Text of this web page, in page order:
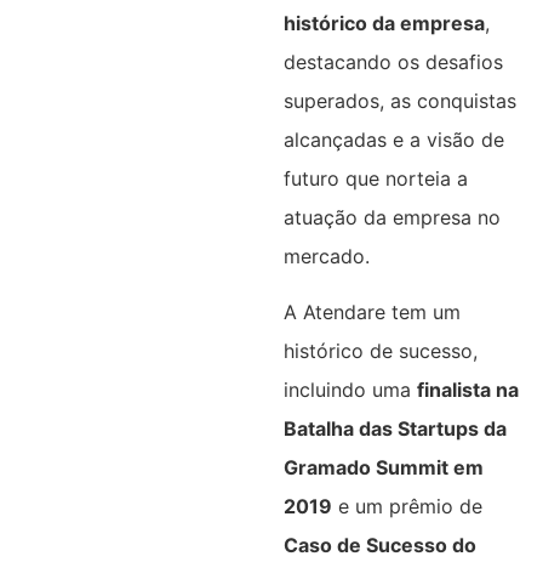
histórico da empresa,
destacando os desafios
superados, as conquistas
alcançadas e a visão de
futuro que norteia a
atuação da empresa no
mercado.
A Atendare tem um
histórico de sucesso,
incluindo uma finalista na
Batalha das Startups da
Gramado Summit em
2019 e um prêmio de
Caso de Sucesso do